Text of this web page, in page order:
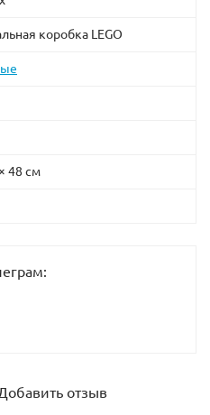
коробка LEGO
48 см
отзыв